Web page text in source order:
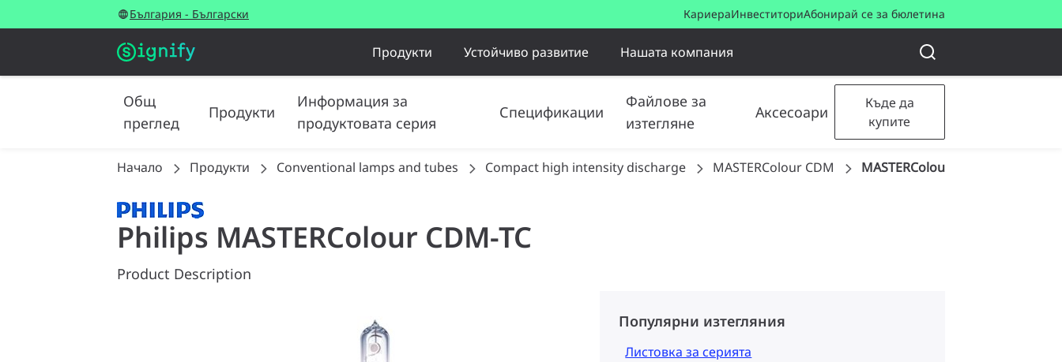
България - Български КариераИнвеститориАбонирай се за бюлетина
Продукти Устойчиво развитие Нашата компания
Общ
преглед
Продукти
Информация за
продуктовата серия
Спецификации
Файлове за
изтегляне
Аксесоари
Къде да
купите
Начало Продукти Conventional lamps and tubes Compact high intensity discharge MASTERColour CDM MASTERColour CDM-TC
Philips MASTERColour CDM-TC
Product Description
Популярни изтегляния
Листовка за серията